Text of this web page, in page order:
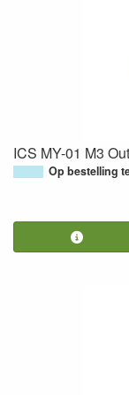
ICS MY-01 M3
Op bestelling